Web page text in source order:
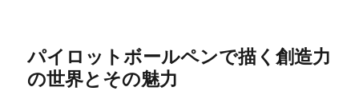
パイロットボールペンで描く創造力
の世界とその魅力